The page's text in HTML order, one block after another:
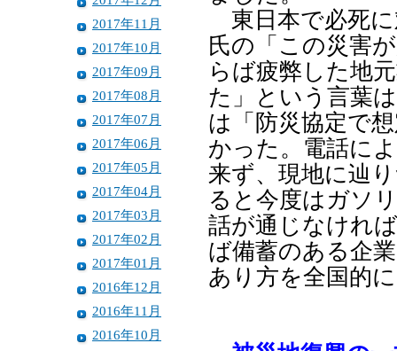
2017年11月
2017年10月
2017年09月
2017年08月
2017年07月
2017年06月
2017年05月
2017年04月
2017年03月
2017年02月
2017年01月
2016年12月
2016年11月
2016年10月
東日本で必死に
氏の「この災害
らば疲弊した地
た」という言葉
は「防災協定で
かった。電話に
来ず、現地に辿
ると今度はガソ
話が通じなけれ
ば備蓄のある企
あり方を全国的